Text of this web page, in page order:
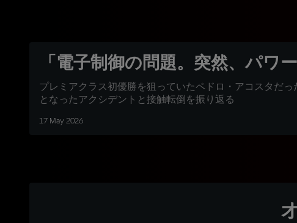
「電子制御の問題。突然、パワ
プレミアクラス初優勝を狙っていたペドロ・アコスタだっ
となったアクシデントと接触転倒を振り返る
17 May 2026